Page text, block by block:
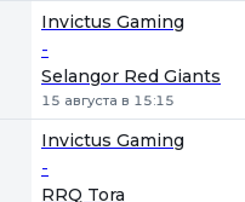
Invictus Gaming
-
Selangor Red Giants
15 августа в 15:15
Invictus Gaming
-
RRQ Tora